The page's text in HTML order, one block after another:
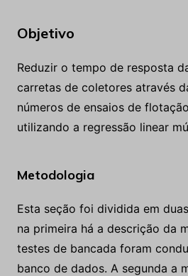
Objetivo
Reduzir o tempo de resposta
carretas de coletores através
números de ensaios de
utilizando a regressão linear
Metodologia
Esta seção foi dividida em
na primeira há a descrição da
testes de bancada foram
banco de dados. A segunda a